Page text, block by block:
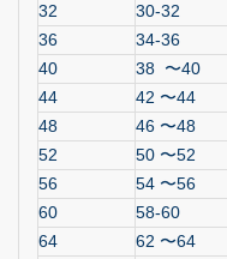
32
30-32
36
34-36
40
38 〜40
44
42 〜44
48
46 〜48
52
50 〜52
56
54 〜56
60
58-60
64
62 〜64